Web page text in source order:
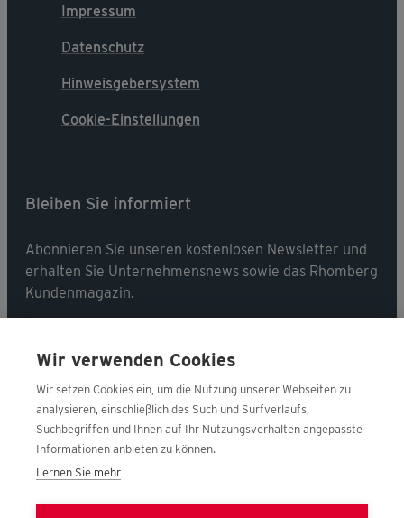
Impressum
Datenschutz
Hinweisgebersystem
Cookie-Einstellungen
Bleiben Sie informiert
Abonnieren Sie unseren kostenlosen Newsletter und
erhalten Sie Unternehmensnews sowie das Rhomberg
Kundenmagazin.
Jetzt abonnieren
Folgen Sie uns
Wir verwenden Cookies
Wir setzen Cookies ein, um die Nutzung unserer Webseiten zu
analysieren, einschließlich des Such und Surfverlaufs,
Suchbegriffen und Ihnen auf Ihr Nutzungsverhalten angepasste
Informationen anbieten zu können.
Lernen Sie mehr